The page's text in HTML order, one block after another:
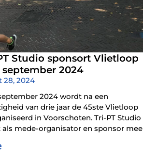
Studio sponsort Vlietloop
september 2024
28, 2024
2024 wordt na een
van drie jaar de 45ste Vlietloop
in Voorschoten. Tri-PT Studio
als mede-organisator en sponsor mee